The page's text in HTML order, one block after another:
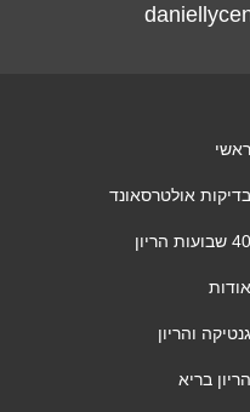
ראשי
בדיקות אולטרסאונד
40 שבועות הריון
אודות
גנטיקה והריון
הריון בריא